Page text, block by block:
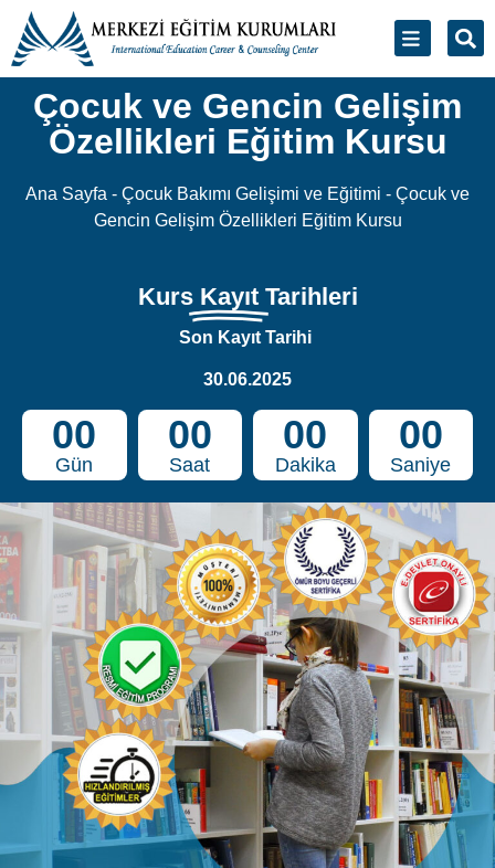
Çocuk ve Gencin Gelişim
Özellikleri Eğitim Kursu
Ana Sayfa - Çocuk Bakımı Gelişimi ve Eğitimi - Çocuk ve
Gencin Gelişim Özellikleri Eğitim Kursu
Kurs Kayıt Tarihleri
Son Kayıt Tarihi
30.06.2025
00
Gün
00
Saat
00
Dakika
00
Saniye